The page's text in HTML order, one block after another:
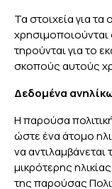
Τα στοιχεία για τα
τηρούνται για το
σκοπούς αυτούς
Δεδομένα
Η παρούσα
ώστε ένα άτομο
να αντιλαμβάνεται
μικρότερης
της παρούσας